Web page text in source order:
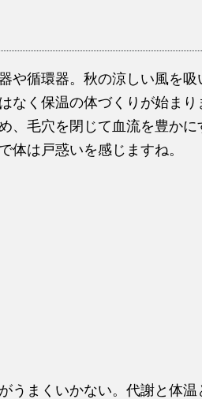
や循環器。秋の涼しい風を吸
なく保温の体づくりが始ま
、毛穴を閉じて血流を豊かに
体は戸惑いを感じますね。
うまくいかない。代謝と体温